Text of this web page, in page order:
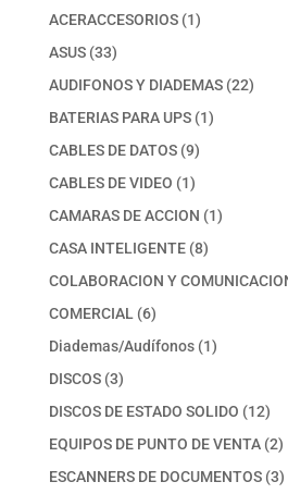
ACERACCESORIOS 11
ASUS 3333
productos
AUDIFONOS Y DIADEMAS 2222
BATERIAS PARA UPS 11
CABLES DE DATOS 99
productos
CABLES DE VIDEO 11
producto
CAMARAS DE ACCION 11
CASA INTELIGENTE 88
productos
COLABORACION Y
COMERCIAL 66
productos
Diademas/Audífonos 11
DISCOS 33
productos
DISCOS DE ESTADO SOLIDO 1212
EQUIPOS DE PUNTO DE VENTA 22
ESCANNERS DE DOCUMENTOS 33